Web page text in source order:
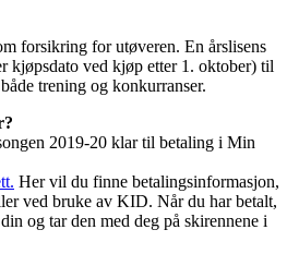
forsikring for utøveren. En årslisens
kjøpsdato ved kjøp etter 1. oktober) til
trening og konkurranser.
2019-20 klar til betaling i Min
Her vil du finne betalingsinformasjon,
ved bruke av KID. Når du har betalt,
og tar den med deg på skirennene i